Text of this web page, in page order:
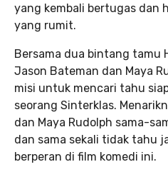
yang kembali bertugas dan
yang rumit.
Bersama dua bintang tamu
Jason Bateman dan Maya
misi untuk mencari tahu
seorang Sinterklas.
dan Maya Rudolph sama-
dan sama sekali tidak tahu
berperan di film komedi ini.